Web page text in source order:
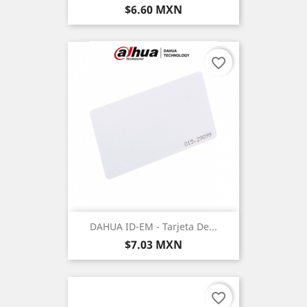
Precio
$6.60 MXN
DAHUA ID-EM - Tarjeta De...
Precio
$7.03 MXN
favorite_border
favorite_border